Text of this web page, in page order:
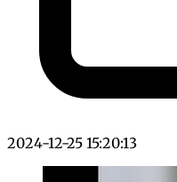
2024-12-25 15:20:13